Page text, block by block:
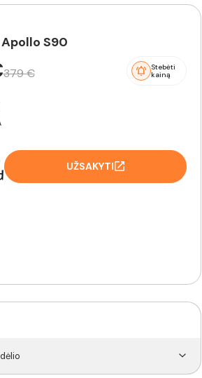
Apollo S90
379 €
Stebėti
kainą
UŽSAKYTI